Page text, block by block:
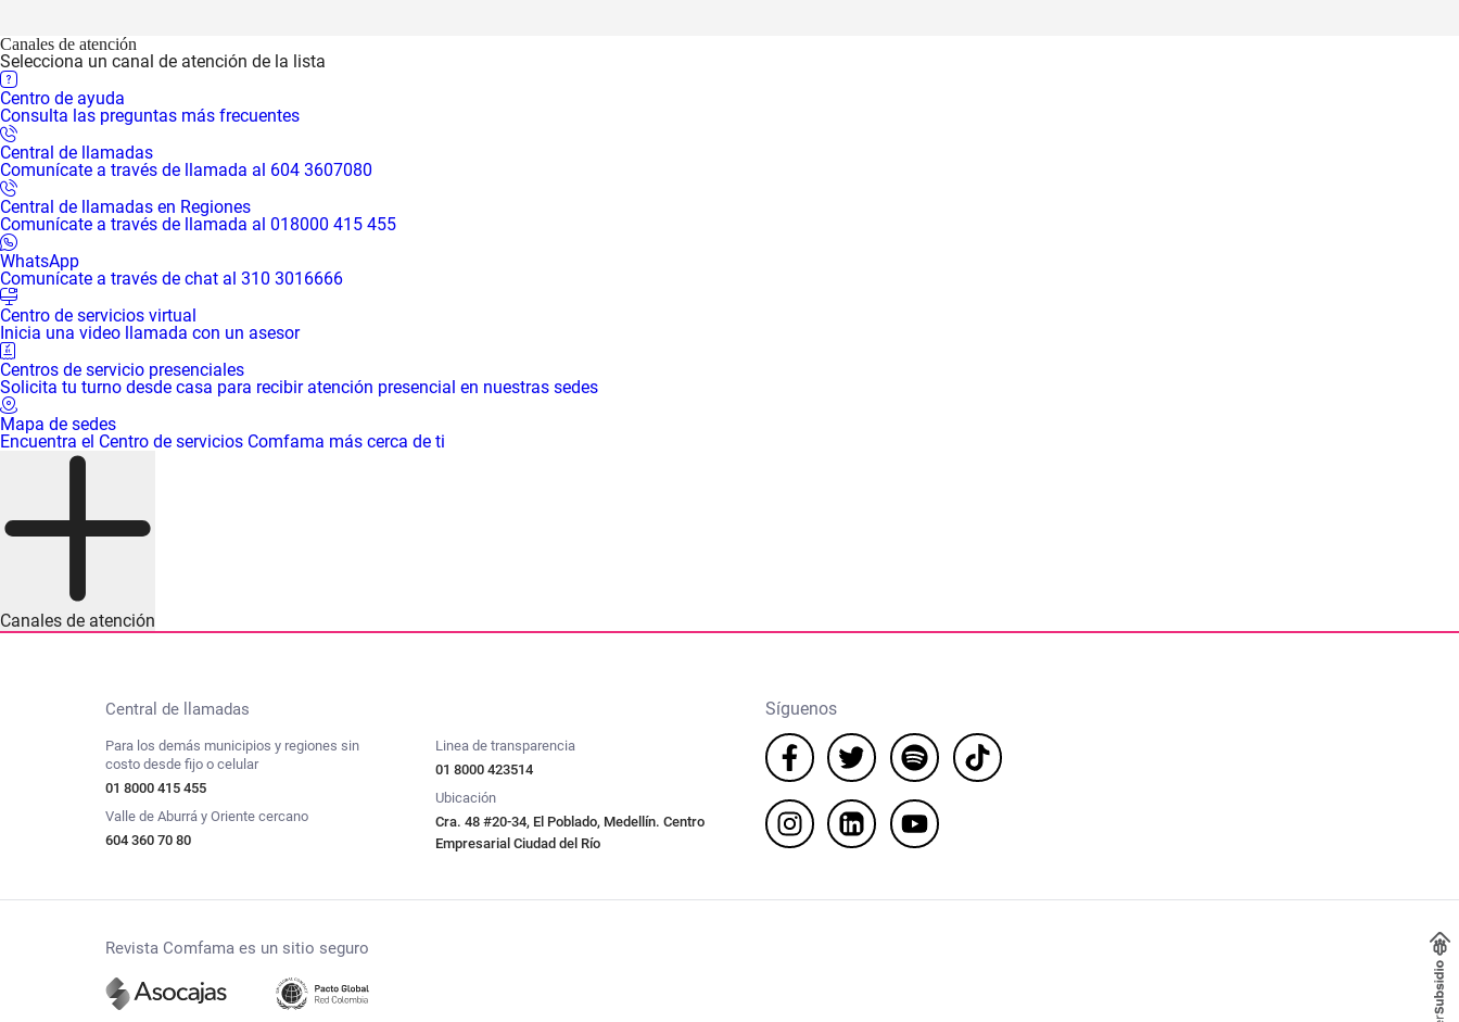
Canales de atención
Selecciona un canal de atención de la lista
Centro de ayuda
Consulta las preguntas más frecuentes
Central de llamadas
Comunícate a través de llamada al 604 3607080
Central de llamadas en Regiones
Comunícate a través de llamada al 018000 415 455
WhatsApp
Comunícate a través de chat al 310 3016666
Centro de servicios virtual
Inicia una video llamada con un asesor
Centros de servicio presenciales
Solicita tu turno desde casa para recibir atención presencial en nuestras sedes
Mapa de sedes
Encuentra el Centro de servicios Comfama más cerca de ti
Canales de atención
Central de llamadas
Para los demás municipios y regiones sin
costo desde fijo o celular
01 8000 415 455
Valle de Aburrá y Oriente cercano
604 360 70 80
Linea de transparencia
01 8000 423514
Ubicación
Cra. 48 #20-34, El Poblado, Medellín. Centro
Empresarial Ciudad del Río
Síguenos
Revista Comfama es un sitio seguro